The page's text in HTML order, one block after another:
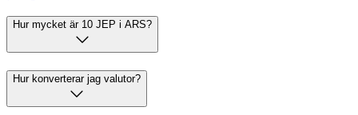
Hur mycket är 10 JEP i ARS?
Hur konverterar jag valutor?